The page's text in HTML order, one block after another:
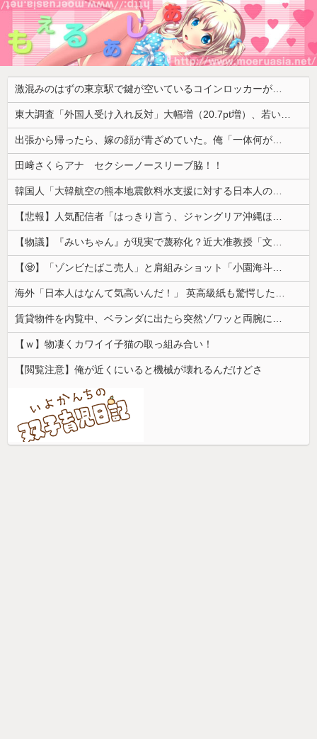
激混みのはずの東京駅で鍵が空いているコインロッカーが散見、「ラッキー」と思って中を確認してみると……
東大調査「外国人受け入れ反対」大幅増（20.7pt増）、若い世代で増加幅大
出張から帰ったら、嫁の顔が青ざめていた。俺「一体何があったんだ？」嫁「…」→子供たちに話を聞くと…
田﨑さくらアナ セクシーノースリーブ脇！！
韓国人「大韓航空の熊本地震飲料水支援に対する日本人の反応をご覧ください・・・」→「」
【悲報】人気配信者「はっきり言う、ジャングリア沖縄ほんとーーーーーーーーにおもんない！！！！」→炎上
【物議】『みいちゃん』が現実で蔑称化？近大准教授「文化芸術は人を傷つけてもよい。ただし傷つけ方がある」
【🧟】「ゾンビたばこ売人」と肩組みショット「小園海斗」に注がれる“厳しい視線” 「レギュラー剥奪も選択肢のひとつに」
海外「日本人はなんて気高いんだ！」 英高級紙も驚愕した極限の中の日本人の姿に世界が衝撃
賃貸物件を内覧中、ベランダに出たら突然ゾワッと両腕に鳥肌が出た。「やっぱりこの部屋嫌だ」と思った瞬間、体が前にドンッと突き飛ばされて…
【ｗ】物凄くカワイイ子猫の取っ組み合い！
【閲覧注意】俺が近くにいると機械が壊れるんだけどさ